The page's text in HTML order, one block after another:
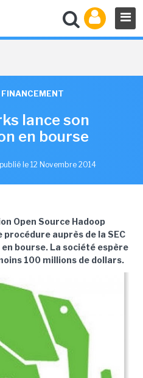
FINANCEMENT
lance son
en bourse
publié le 12 Novembre 2014
Open Source Hadoop
auprès de la SEC
bourse. La société espère
100 millions de dollars.